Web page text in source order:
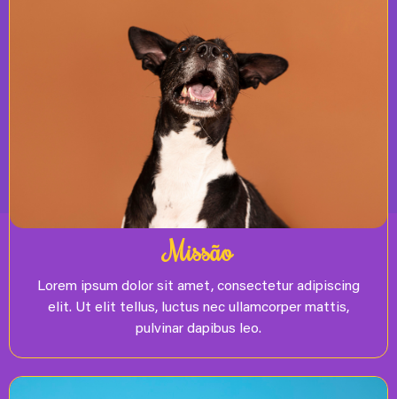
Missão
Lorem ipsum dolor sit amet, consectetur adipiscing
elit. Ut elit tellus, luctus nec ullamcorper mattis,
pulvinar dapibus leo.